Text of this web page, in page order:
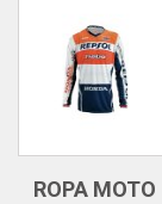
ROPA MOTO